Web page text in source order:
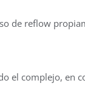
de reflow
el complejo, en